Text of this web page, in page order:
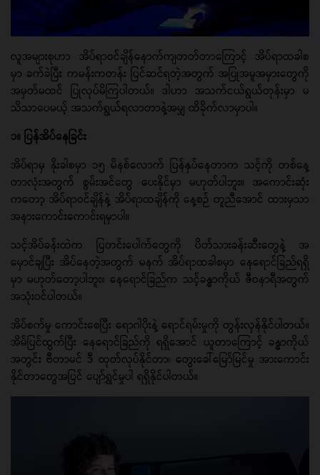
လူအများစုဟာ အိပ်ရာဝင်ချိန်နောက်ကျတတ်တာကြောင့် အိပ်ရာထခါစ
မှာ ခက်ခဲပြီး ကမန်းကတန်း ပြင်ဆင်ရတဲ့အတွက် အပြုအမူအမှားတွေကို
အမှတ်မထင် ပြုလုပ်မိကြပါတယ်။ ဒါဟာ အသက်ငယ်ရွယ်တုန်းမှာ မ
သိသာပေမယ့် အသက်ရွယ်ရလာတာနဲ့အမျှ ထိခိုက်လာမှာပါ။
၁။ ပြန်အိပ်နေခြင်း
အိပ်ရာမှ နိုးခါစမှာ ၁၅ မိနစ်လောက် ပြန်နှပ်နေတာက သင့်ကို တစ်နေ့
တာလုံးအတွက် စွမ်းအင်တွေ ပေးနိုင်မှာ မဟုတ်ပါဘူး။ အကောင်းဆုံး
ကတော့ အိပ်ရာဝင်ချိန်နဲ့ အိပ်ရာထချိန်ကို နေ့စဉ် တူညီအောင် ထားမှသာ
အနားကောင်းကောင်းရမှာပါ။
သင့်အိပ်ခန်းထဲက ပြတင်းပေါက်တွေကို ပိတ်သားခန်းဆီးတွေနဲ့ အ
မှောင်ချပြီး အိပ်နေတဲ့အတွက် မနက် အိပ်ရာထခါစမှာ နေရောင်ခြည်ရရှိ
မှာ မဟုတ်တော့ပါဘူး။ နေရောင်ခြည်က သင့်ခန္ဓာကိုယ် ဇီဝနာရီအတွက်
အသုံးဝင်ပါတယ်။
အိပ်စက်မှု ကောင်းစေပြီး ရောဂါပိုးနဲ့ ရောင်ရမ်းမှုကို တွန်းလှန်နိုင်ပါတယ်။
အိမ်ပြင်ထွက်ပြီး နေရောင်ခြည်ကို ရရှိအောင် ယူတာကြောင့် ခန္ဓာကိုယ်
အတွင်း ဗီတာမင် ဒီ ထုတ်လုပ်နိုင်တာ၊ တွေးခေါ်မြော်မြင်မှု အားကောင်း
နိုင်တာတွေအပြင် ပျော်ရွှင်မှုပါ ရရှိနိုင်ပါတယ်။